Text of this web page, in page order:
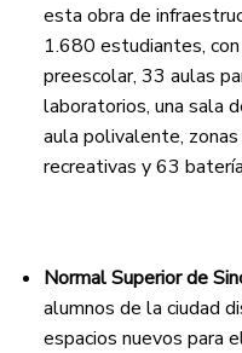
esta obra de
1.680 estudiantes,
preescolar, 33 aulas
laboratorios, una sala
aula polivalente,
recreativas y 63
Normal Superior de
alumnos de la ciudad
espacios nuevos para